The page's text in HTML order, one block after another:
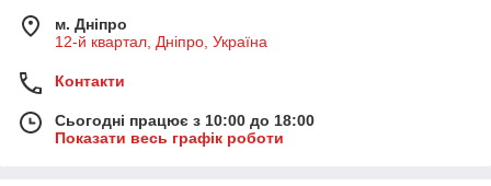
м. Дніпро
12-й квартал, Дніпро, Україна
Контакти
Сьогодні працює з 10:00 до 18:00
Показати весь графік роботи